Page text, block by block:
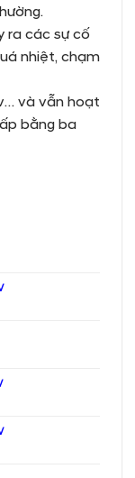
ra các sự cố
nhiệt, chạm
và vẫn hoạt
bằng ba